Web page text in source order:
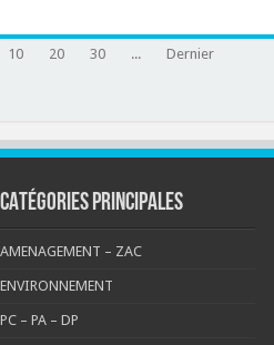
commet
une
10 20 30 ... Dernier
CATÉGORIES PRINCIPALES
AMENAGEMENT – ZAC
ENVIRONNEMENT
PC – PA – DP